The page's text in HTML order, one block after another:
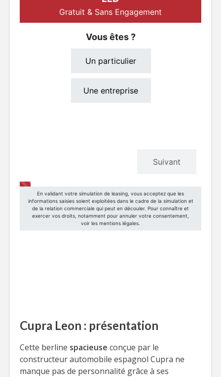
Cupra Leon : présentation
Cette berline spacieuse conçue par le
constructeur automobile espagnol Cupra ne
manque pas de personnalité grâce à ses